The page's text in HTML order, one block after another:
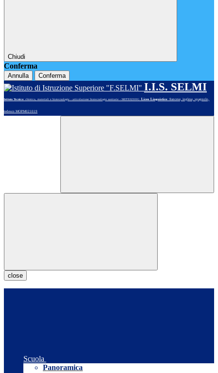
Chiudi
Conferma
Annulla Conferma
I.I.S. SELMI
Istituto Tecnico: chimica, materiali e biotecnologie - articolazione biotecnologie sanitarie - MOTE02101G Liceo Linguistico: francese, inglese, spagnolo,
tedesco MOPM021019
close
Scuola
Panoramica